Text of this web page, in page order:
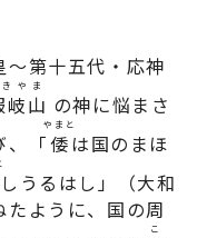
第十五代・応神
岐山
やま
の神に悩まさ
、「倭
やまと
は国のまほ
しうるはし」（大和
ように、国の周
こ